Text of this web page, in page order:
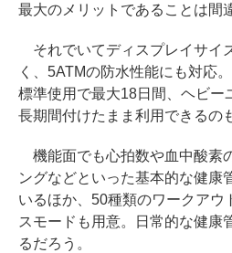
最大のメリットであることは間
それでいてディスプレイサイ
く、5ATMの防水性能にも対応
標準使用で最大18日間、ヘビー
長期間付けたまま利用できるの
機能面でも心拍数や血中酸素
ングなどといった基本的な健康
いるほか、50種類のワークアウ
スモードも用意。日常的な健康
るだろう。